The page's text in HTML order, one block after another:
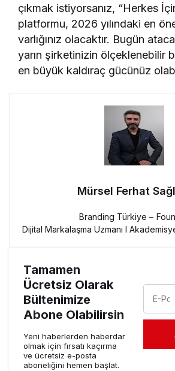
çıkmak istiyorsanız, “Herkes
platformu, 2026 yılındaki en
varlığınız olacaktır. Bugün
yarın şirketinizin ölçeklenebilir
en büyük kaldıraç gücünüz
Mürsel Ferhat
Branding Türkiye –
Dijital Markalaşma Uzmanı I
Tamamen
Ücretsiz Olarak
Bültenimize
Abone Olabilirsin
Yeni haberlerden haberdar
olmak için fırsatı kaçırma
ve ücretsiz e-posta
aboneliğini hemen başlat.